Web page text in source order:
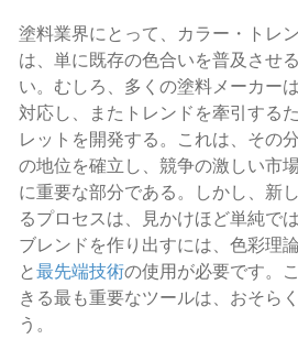
塗料業界にとって、カラー・トレ
は、単に既存の色合いを普及させ
い。むしろ、多くの塗料メーカー
対応し、またトレンドを牽引する
レットを開発する。これは、その
の地位を確立し、競争の激しい市
に重要な部分である。しかし、新
るプロセスは、見かけほど単純で
ブレンドを作り出すには、色彩理
と最先端技術の使用が必要です。
きる最も重要なツールは、おそら
う。